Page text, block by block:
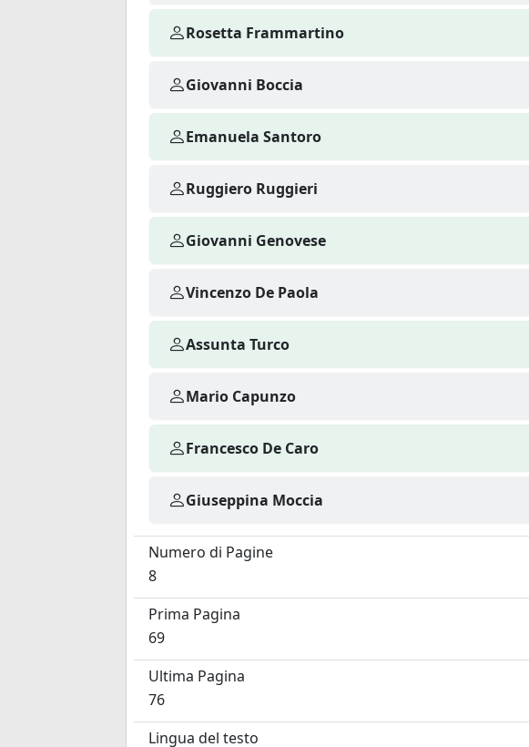
Rosetta Frammartino
Giovanni Boccia
Emanuela Santoro
Ruggiero Ruggieri
Giovanni Genovese
Vincenzo De Paola
Assunta Turco
Mario Capunzo
Francesco De Caro
Giuseppina Moccia
Numero di Pagine
8
Prima Pagina
69
Ultima Pagina
76
Lingua del testo